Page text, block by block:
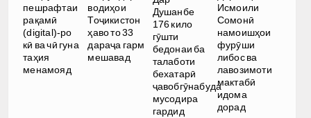
пешрафтаи
рақамӣ
(digital)-ро
кӣ ва чӣ гуна
таҳия
менамояд
водиҳои
Тоҷикистон
ҳаво то 33
дараҷа гарм
мешавад
Душанбе
176 кило
гӯшти
бедонаи ба
талаботи
бехатарӣ
ҷавобгӯнабуда
мусодира
гардид
Исмоили
Сомонӣ
намоишҳои
фурӯши
либос ва
лавозимоти
мактабӣ
идома
дорад